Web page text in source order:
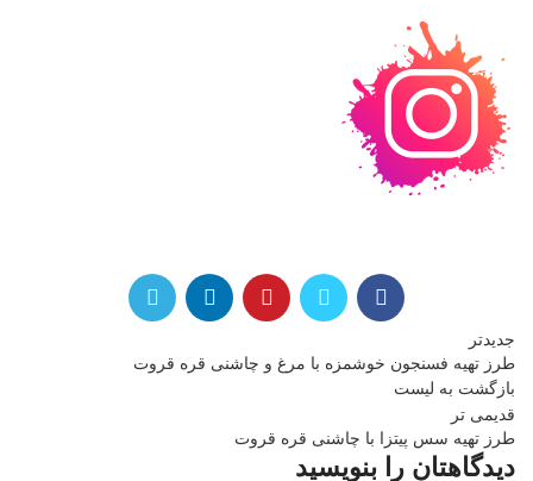
جدیدتر
طرز تهیه فسنجون خوشمزه با مرغ و چاشنی قره قروت
بازگشت به لیست
قدیمی تر
طرز تهیه سس پیتزا با چاشنی قره قروت
دیدگاهتان را بنویسید